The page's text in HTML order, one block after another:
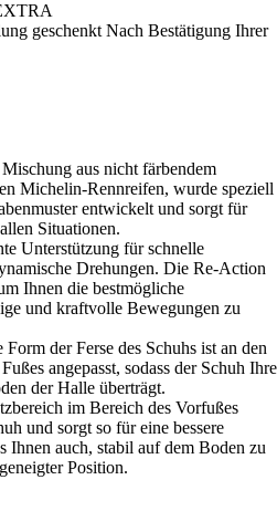
geschenkt Nach Bestätigung Ihrer
aus nicht färbendem
Michelin-Rennreifen, wurde speziell
entwickelt und sorgt für
Situationen.
Unterstützung für schnelle
Drehungen. Die Re-Action
Ihnen die bestmögliche
und kraftvolle Bewegungen zu
der Ferse des Schuhs ist an den
angepasst, sodass der Schuh Ihre
der Halle überträgt.
im Bereich des Vorfußes
und sorgt so für eine bessere
Ihnen auch, stabil auf dem Boden zu
Position.